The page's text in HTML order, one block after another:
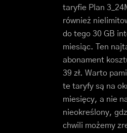
taryfie Plan
również
do tego 30 GB
miesiąc. Ten
abonament
39 zł. Warto
te taryfy są na
miesięcy, a nie
nieokreślony,
chwili możemy